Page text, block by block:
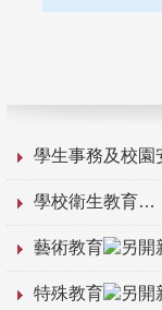
學生事務及校園
學校衛生教育
藝術教育
特殊教育